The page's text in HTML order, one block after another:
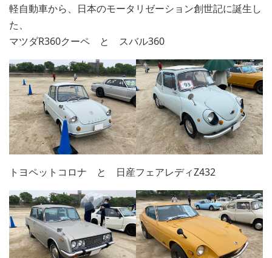
軽自動車から、日本のモータリゼーション創世記に誕生し
た、
マツダR360クーペ と スバル360
トヨペットコロナ と 日産フェアレディZ432